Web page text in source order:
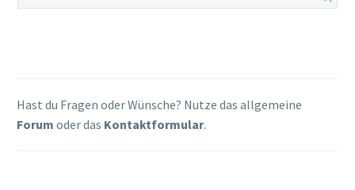
Hast du Fragen oder Wünsche? Nutze das allgemeine
Forum oder das Kontaktformular.